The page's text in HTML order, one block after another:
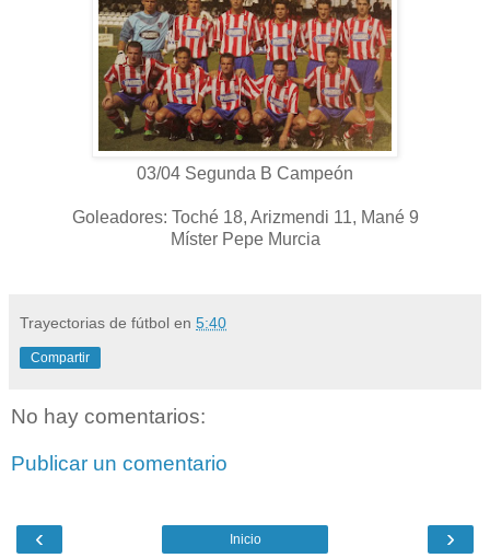
03/04 Segunda B Campeón
Goleadores: Toché 18, Arizmendi 11, Mané 9
Míster Pepe Murcia
Trayectorias de fútbol en 5:40
Compartir
No hay comentarios:
Publicar un comentario
‹ ›
Inicio